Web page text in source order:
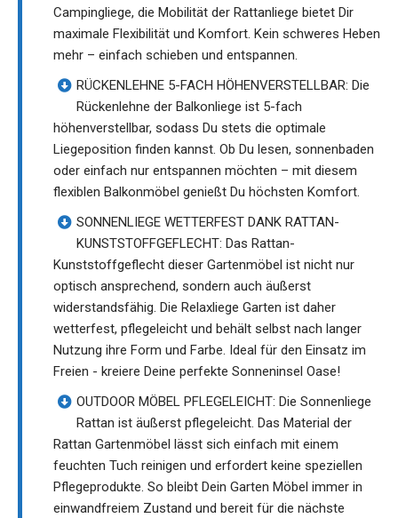
Campingliege, die Mobilität der Rattanliege bietet Dir
maximale Flexibilität und Komfort. Kein schweres Heben
mehr – einfach schieben und entspannen.
RÜCKENLEHNE 5-FACH HÖHENVERSTELLBAR: Die
Rückenlehne der Balkonliege ist 5-fach
höhenverstellbar, sodass Du stets die optimale
Liegeposition finden kannst. Ob Du lesen, sonnenbaden
oder einfach nur entspannen möchten – mit diesem
flexiblen Balkonmöbel genießt Du höchsten Komfort.
SONNENLIEGE WETTERFEST DANK RATTAN-
KUNSTSTOFFGEFLECHT: Das Rattan-
Kunststoffgeflecht dieser Gartenmöbel ist nicht nur
optisch ansprechend, sondern auch äußerst
widerstandsfähig. Die Relaxliege Garten ist daher
wetterfest, pflegeleicht und behält selbst nach langer
Nutzung ihre Form und Farbe. Ideal für den Einsatz im
Freien - kreiere Deine perfekte Sonneninsel Oase!
OUTDOOR MÖBEL PFLEGELEICHT: Die Sonnenliege
Rattan ist äußerst pflegeleicht. Das Material der
Rattan Gartenmöbel lässt sich einfach mit einem
feuchten Tuch reinigen und erfordert keine speziellen
Pflegeprodukte. So bleibt Dein Garten Möbel immer in
einwandfreiem Zustand und bereit für die nächste